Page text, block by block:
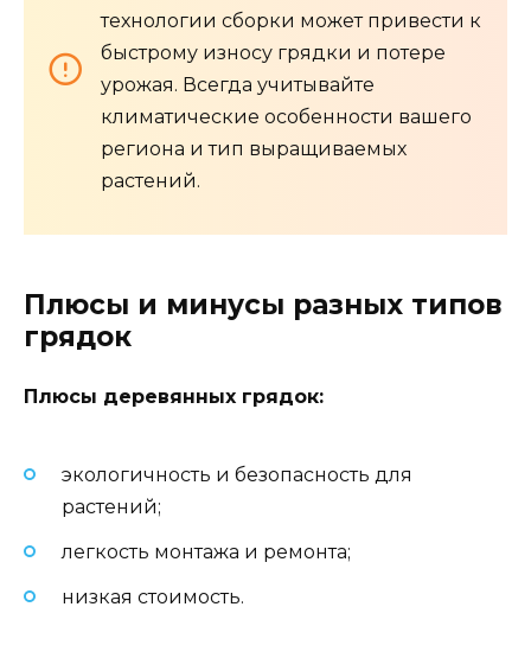
технологии сборки может привести к
быстрому износу грядки и потере
урожая. Всегда учитывайте
климатические особенности вашего
региона и тип выращиваемых
растений.
Плюсы и минусы разных типов
грядок
Плюсы деревянных грядок:
экологичность и безопасность для
растений;
легкость монтажа и ремонта;
низкая стоимость.